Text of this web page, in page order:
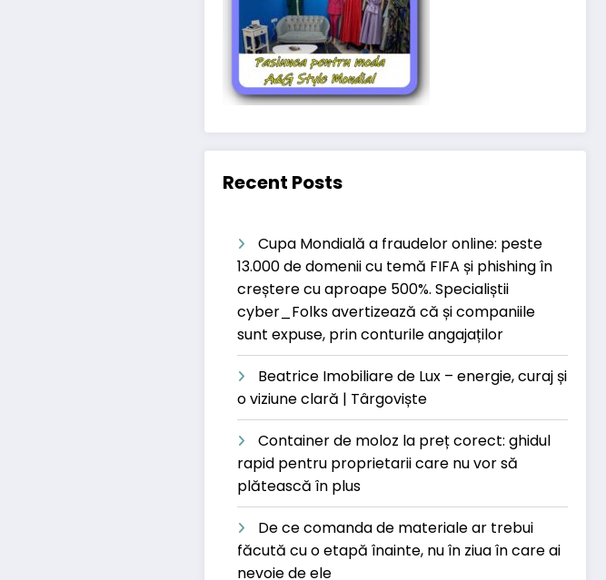
Recent Posts
Cupa Mondială a fraudelor online: peste
13.000 de domenii cu temă FIFA și phishing în
creștere cu aproape 500%. Specialiștii
cyber_Folks avertizează că și companiile
sunt expuse, prin conturile angajaților
Beatrice Imobiliare de Lux – energie, curaj și
o viziune clară | Târgoviște
Container de moloz la preț corect: ghidul
rapid pentru proprietarii care nu vor să
plătească în plus
De ce comanda de materiale ar trebui
făcută cu o etapă înainte, nu în ziua în care ai
nevoie de ele